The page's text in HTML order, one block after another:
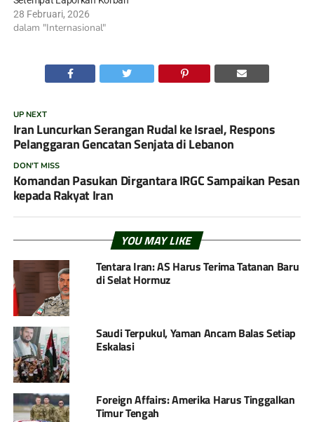
28 Februari, 2026
dalam "Internasional"
UP NEXT
Iran Luncurkan Serangan Rudal ke Israel, Respons
Pelanggaran Gencatan Senjata di Lebanon
DON'T MISS
Komandan Pasukan Dirgantara IRGC Sampaikan Pesan
kepada Rakyat Iran
YOU MAY LIKE
Tentara Iran: AS Harus Terima Tatanan Baru
di Selat Hormuz
Saudi Terpukul, Yaman Ancam Balas Setiap
Eskalasi
Foreign Affairs: Amerika Harus Tinggalkan
Timur Tengah